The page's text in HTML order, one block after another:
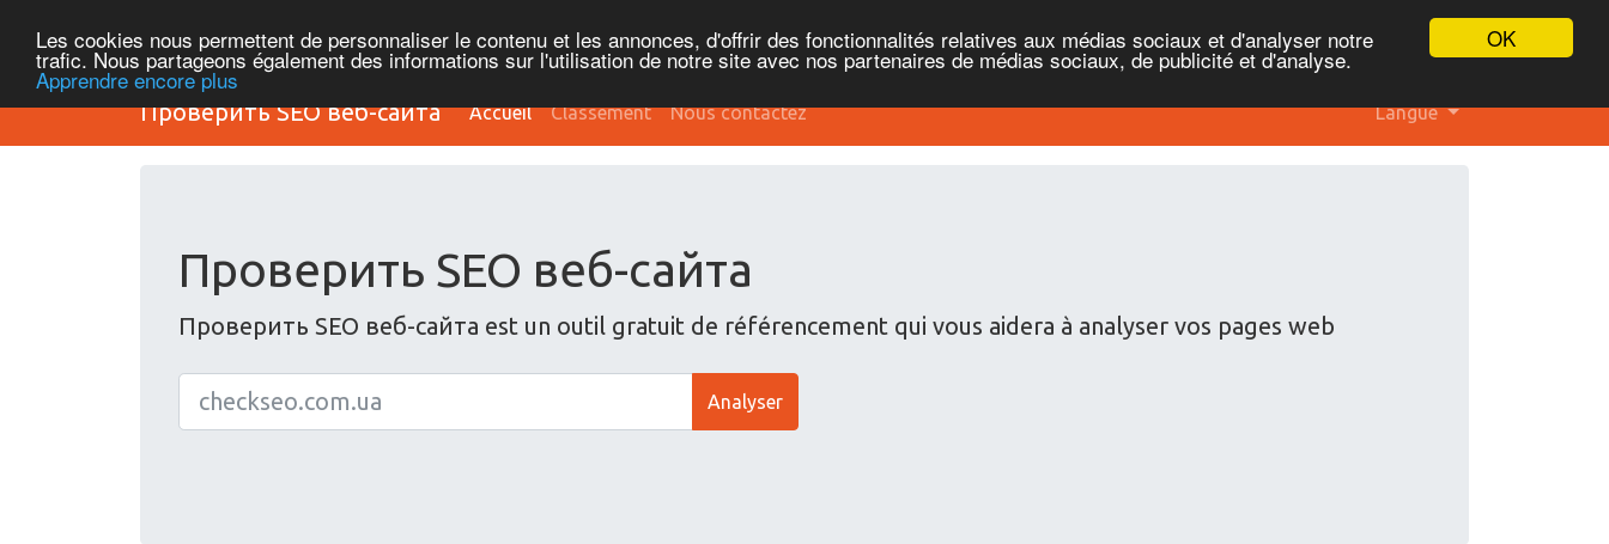
OK
Les cookies nous permettent de personnaliser le contenu et les annonces, d'offrir des fonctionnalités relatives aux médias sociaux et d'analyser notre
trafic. Nous partageons également des informations sur l'utilisation de notre site avec nos partenaires de médias sociaux, de publicité et d'analyse.
Apprendre encore plus
Проверить SEO веб-сайта Accueil Classement Nous contactez Langue
Проверить SEO веб-сайта
Проверить SEO веб-сайта est un outil gratuit de référencement qui vous aidera à analyser vos pages web
Analyser